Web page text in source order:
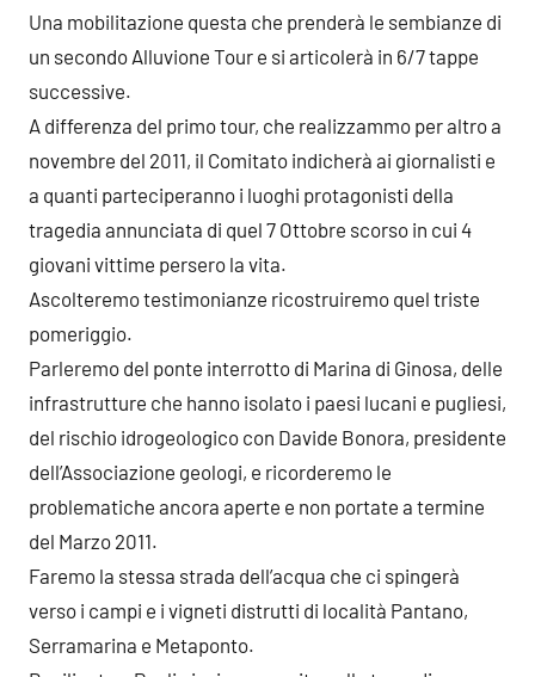
Una mobilitazione questa che prenderà le sembianze di
un secondo Alluvione Tour e si articolerà in 6/7 tappe
successive.
A differenza del primo tour, che realizzammo per altro a
novembre del 2011, il Comitato indicherà ai giornalisti e
a quanti parteciperanno i luoghi protagonisti della
tragedia annunciata di quel 7 Ottobre scorso in cui 4
giovani vittime persero la vita.
Ascolteremo testimonianze ricostruiremo quel triste
pomeriggio.
Parleremo del ponte interrotto di Marina di Ginosa, delle
infrastrutture che hanno isolato i paesi lucani e pugliesi,
del rischio idrogeologico con Davide Bonora, presidente
dell’Associazione geologi, e ricorderemo le
problematiche ancora aperte e non portate a termine
del Marzo 2011.
Faremo la stessa strada dell’acqua che ci spingerà
verso i campi e i vigneti distrutti di località Pantano,
Serramarina e Metaponto.